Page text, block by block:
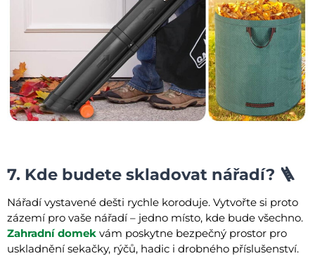
7. Kde budete skladovat nářadí? 🪜
Nářadí vystavené dešti rychle koroduje. Vytvořte si proto
zázemí pro vaše nářadí – jedno místo, kde bude všechno.
Zahradní domek vám poskytne bezpečný prostor pro
uskladnění sekačky, rýčů, hadic i drobného příslušenství.